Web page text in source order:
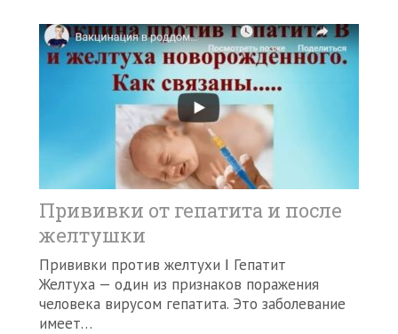
Прививки от гепатита и после
желтушки
Прививки против желтухи Ι Гепатит
Желтуха — один из признаков поражения
человека вирусом гепатита. Это заболевание
имеет…